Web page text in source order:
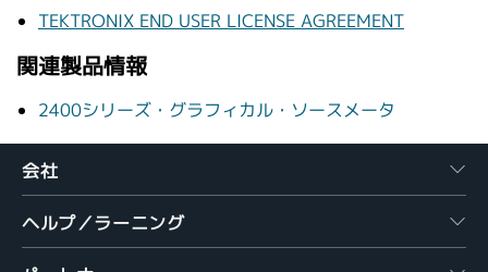
TEKTRONIX END USER LICENSE AGREEMENT
関連製品情報
2400シリーズ・グラフィカル・ソースメータ
会社
ヘルプ／ラーニング